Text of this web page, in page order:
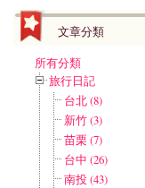
文章分類
所有分類
旅行日記
台北 (8)
新竹 (3)
苗栗 (7)
台中 (26)
南投 (43)